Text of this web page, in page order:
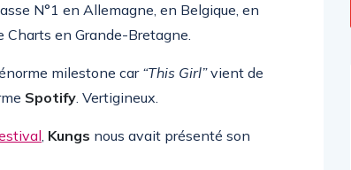
N°1 en Allemagne, en Belgique, en
en Grande-Bretagne.
milestone car “This Girl”vient de
Spotify. Vertigineux.
, Kungs nous avait présenté son